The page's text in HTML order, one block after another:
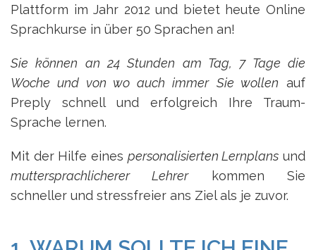
Plattform im Jahr 2012 und bietet heute Online
Sprachkurse in über 50 Sprachen an!
Sie können an 24 Stunden am Tag, 7 Tage die
Woche und von wo auch immer Sie wollen auf
Preply schnell und erfolgreich Ihre Traum-
Sprache lernen.
Mit der Hilfe eines personalisierten Lernplans und
muttersprachlicherer Lehrerkommen Sie
schneller und stressfreier ans Ziel als je zuvor.